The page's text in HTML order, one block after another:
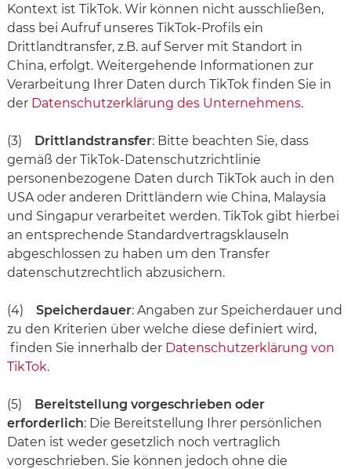
Kontext ist TikTok. Wir können nicht ausschließen,
dass bei Aufruf unseres TikTok-Profils ein
Drittlandtransfer, z.B. auf Server mit Standort in
China, erfolgt. Weitergehende Informationen zur
Verarbeitung Ihrer Daten durch TikTok finden Sie in
der Datenschutzerklärung des Unternehmens.
(3) Drittlandstransfer: Bitte beachten Sie, dass
gemäß der TikTok‐Datenschutzrichtlinie
personenbezogene Daten durch TikTok auch in den
USA oder anderen Drittländern wie China, Malaysia
und Singapur verarbeitet werden. TikTok gibt hierbei
an entsprechende Standardvertragsklauseln
abgeschlossen zu haben um den Transfer
datenschutzrechtlich abzusichern.
(4) Speicherdauer: Angaben zur Speicherdauer und
zu den Kriterien über welche diese definiert wird,
finden Sie innerhalb der Datenschutzerklärung von
TikTok.
(5) Bereitstellung vorgeschrieben oder
erforderlich: Die Bereitstellung Ihrer persönlichen
Daten ist weder gesetzlich noch vertraglich
vorgeschrieben. Sie können jedoch ohne die